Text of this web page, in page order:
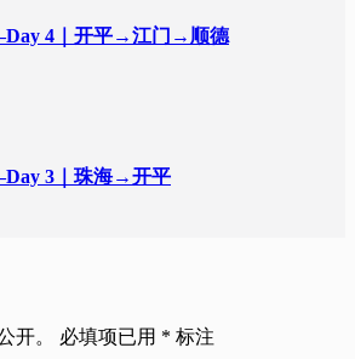
4｜开平→江门→顺德
3｜珠海→开平
开。 必填项已用 * 标注